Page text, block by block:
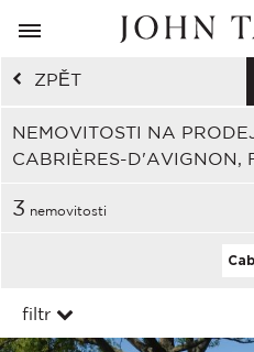
ZPĚT
NEMOVITOSTI NA
CABRIÈRES-D'AVIGNON,
3 nemovitosti
filtr